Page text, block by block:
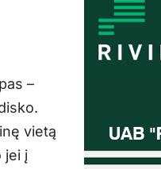
–
vietą
jei į